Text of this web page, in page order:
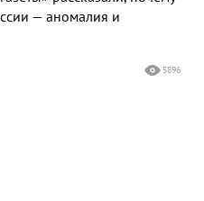
— аномалия и
5896